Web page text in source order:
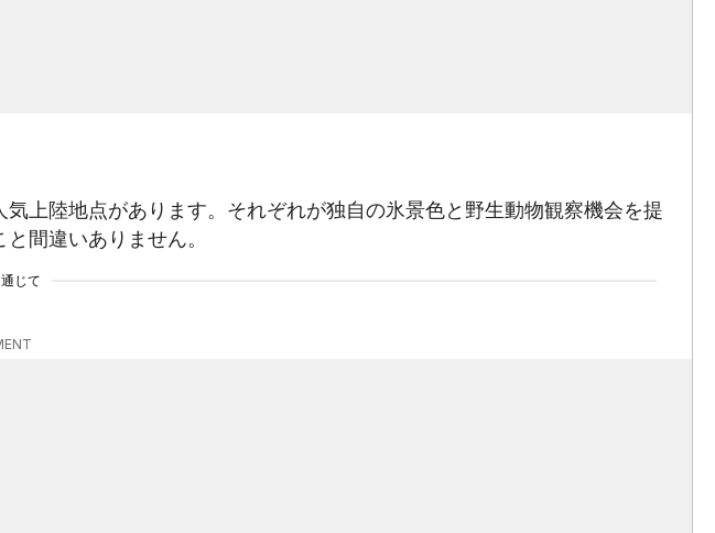
上陸地点があります。それぞれが独自の氷景色と野生動物観察機会を提
間違いありません。
通じて